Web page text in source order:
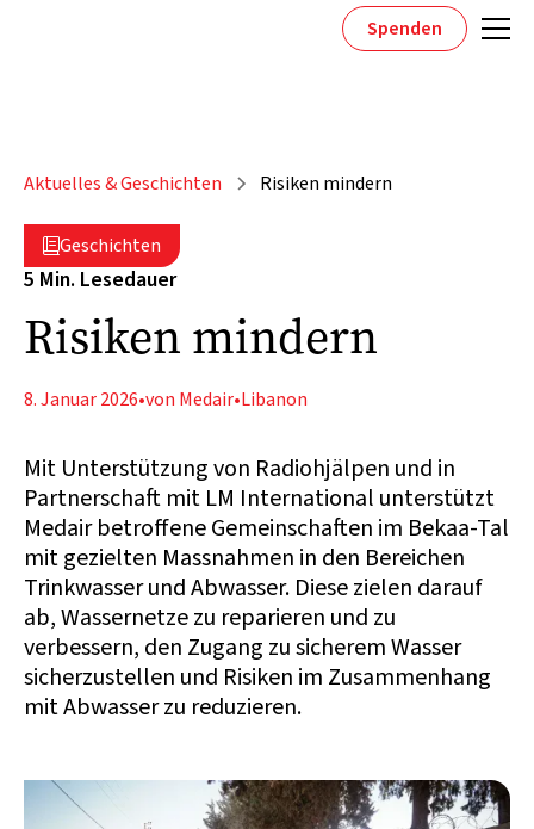
Spenden
Aktuelles & Geschichten Risiken mindern
Geschichten
5 Min. Lesedauer
Risiken mindern
8. Januar 2026•von Medair•Libanon
Mit Unterstützung von Radiohjälpen und in
Partnerschaft mit LM International unterstützt
Medair betroffene Gemeinschaften im Bekaa-Tal
mit gezielten Massnahmen in den Bereichen
Trinkwasser und Abwasser. Diese zielen darauf
ab, Wassernetze zu reparieren und zu
verbessern, den Zugang zu sicherem Wasser
sicherzustellen und Risiken im Zusammenhang
mit Abwasser zu reduzieren.